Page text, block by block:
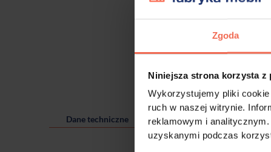
Zgoda
Niniejsza strona korzysta z
Wykorzystujemy pliki
ruch w naszej witrynie.
reklamowym i
uzyskanymi podczas
Dane techniczne